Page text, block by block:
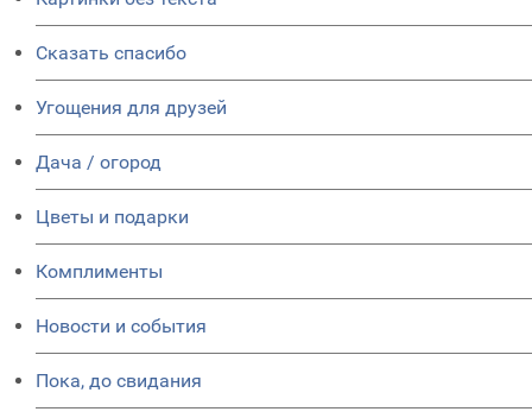
Сказать спасибо
Угощения для друзей
Дача / огород
Цветы и подарки
Комплименты
Новости и события
Пока, до свидания